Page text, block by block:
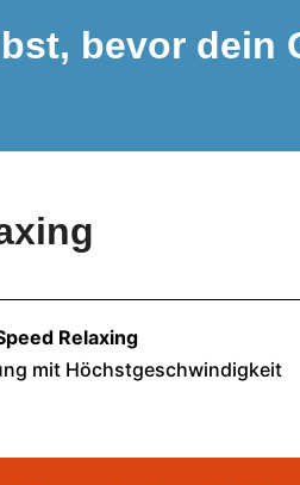
bevor dein